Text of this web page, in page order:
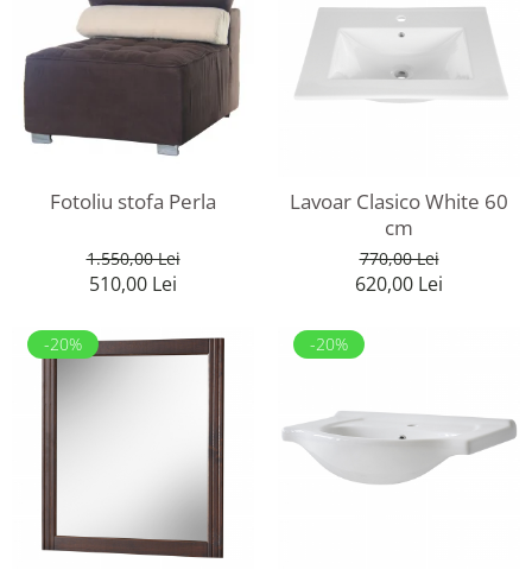
Fotoliu stofa Perla
1.550,00 Lei
510,00 Lei
Lavoar Clasico White 60
cm
770,00 Lei
620,00 Lei
-20% -20%